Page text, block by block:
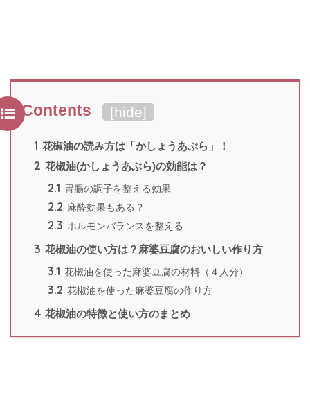
Contents [hide]
1 花椒油の読み方は「かしょうあぶら」！
2 花椒油(かしょうあぶら)の効能は？
2.1 胃腸の調子を整える効果
2.2 麻酔効果もある？
2.3 ホルモンバランスを整える
3 花椒油の使い方は？麻婆豆腐のおいしい作り方
3.1 花椒油を使った麻婆豆腐の材料（４人分）
3.2 花椒油を使った麻婆豆腐の作り方
4 花椒油の特徴と使い方のまとめ